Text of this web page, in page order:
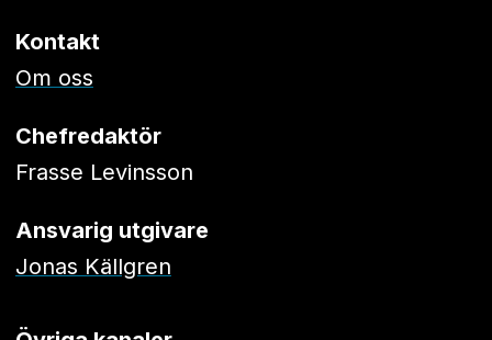
Kontakt
Om oss
Chefredaktör
Frasse Levinsson
Ansvarig utgivare
Jonas Källgren